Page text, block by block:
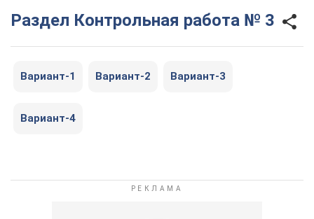
Раздел Контрольная работа № 3
Вариант-1 Вариант-2 Вариант-3
Вариант-4